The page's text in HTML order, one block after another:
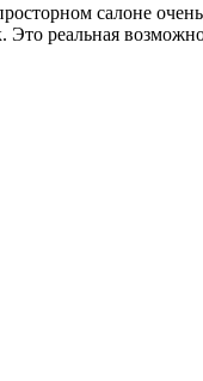
салоне
реальная